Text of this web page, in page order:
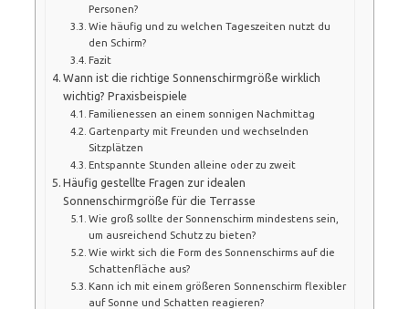
Personen?
Wie häufig und zu welchen Tageszeiten nutzt du
den Schirm?
Fazit
Wann ist die richtige Sonnenschirmgröße wirklich
wichtig? Praxisbeispiele
Familienessen an einem sonnigen Nachmittag
Gartenparty mit Freunden und wechselnden
Sitzplätzen
Entspannte Stunden alleine oder zu zweit
Häufig gestellte Fragen zur idealen
Sonnenschirmgröße für die Terrasse
Wie groß sollte der Sonnenschirm mindestens sein,
um ausreichend Schutz zu bieten?
Wie wirkt sich die Form des Sonnenschirms auf die
Schattenfläche aus?
Kann ich mit einem größeren Sonnenschirm flexibler
auf Sonne und Schatten reagieren?